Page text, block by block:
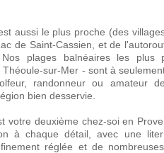
aussi le plus proche (des
de Saint-Cassien, et de
plages balnéaires les plus
Théoule-sur-Mer - sont à
randonneur ou amateur
bien desservie.
votre deuxième chez-soi en
à chaque détail, avec une
finement réglée et de